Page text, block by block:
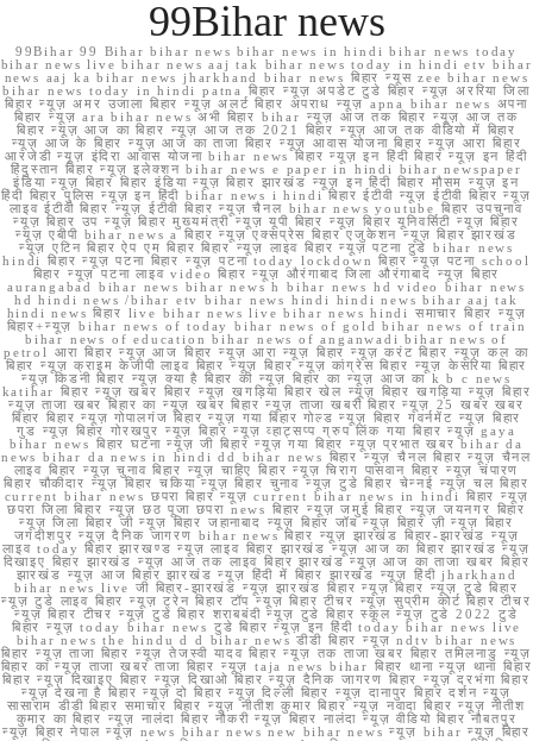
99Bihar news
99Bihar 99 Bihar bihar news bihar news in hindi bihar news today
bihar news live bihar news aaj tak bihar news today in hindi etv bihar
news aaj ka bihar news jharkhand bihar news बिहार न्यूस zee bihar news
bihar news today in hindi patna बिहार न्यूज़ अपडेट टुडे बिहार न्यूज़ अररिया जिला
बिहार न्यूज़ अमर उजाला बिहार न्यूज़ अलर्ट बिहार अपराध न्यूज़ apna bihar news अपना
बिहार न्यूज़ ara bihar news अभी बिहार bihar न्यूज़ आज तक बिहार न्यूज़ आज तक
बिहार न्यूज़ आज का बिहार न्यूज़ आज तक 2021 बिहार न्यूज़ आज तक वीडियो में बिहार
न्यूज़ आज के बिहार न्यूज़ आज का ताजा बिहार न्यूज़ आवास योजना बिहार न्यूज़ आरा बिहार
आरजेडी न्यूज़ इंदिरा आवास योजना bihar news बिहार न्यूज़ इन हिंदी बिहार न्यूज़ इन हिंदी
हिंदुस्तान बिहार न्यूज़ इलेक्शन bihar news e paper in hindi bihar newspaper
इंडिया न्यूज़ बिहार बिहार इंडिया न्यूज़ बिहार झारखंड न्यूज़ इन हिंदी बिहार मौसम न्यूज़ इन
हिंदी बिहार पुलिस न्यूज़ इन हिंदी bihar news i hindi बिहार ईटीवी न्यूज़ ईटीवी बिहार न्यूज़
लाइव ईटीवी बिहार न्यूज़ ईटीवी बिहार न्यूज़ चैनल bihar news youtube बिहार उपचुनाव
न्यूज़ बिहार उप न्यूज़ बिहार मुख्यमंत्री न्यूज़ यूपी बिहार न्यूज़ बिहार यूनिवर्सिटी न्यूज़ बिहार
न्यूज़ एबीपी bihar news a बिहार न्यूज़ एक्सप्रेस बिहार एजुकेशन न्यूज़ बिहार झारखंड
न्यूज़ एटिन बिहार ऐप एम बिहार बिहार न्यूज़ लाइव बिहार न्यूज़ पटना टुडे bihar news
hindi बिहार न्यूज़ पटना बिहार न्यूज़ पटना today lockdown बिहार न्यूज़ पटना school
बिहार न्यूज़ पटना लाइव video बिहार न्यूज़ औरंगाबाद जिला औरंगाबाद न्यूज़ बिहार
aurangabad bihar news bihar news h bihar news hd video bihar news
hd hindi news /bihar etv bihar news hindi hindi news bihar aaj tak
hindi news बिहार live bihar news live bihar news hindi समाचार बिहार न्यूज़
बिहार+न्यूज़ bihar news of today bihar news of gold bihar news of train
bihar news of education bihar news of anganwadi bihar news of
petrol आरा बिहार न्यूज़ आज बिहार न्यूज़ आरा न्यूज़ बिहार न्यूज़ करंट बिहार न्यूज़ कल का
बिहार न्यूज़ क्राइम केजीपी लाइव बिहार न्यूज़ बिहार न्यूज़ कांग्रेस बिहार न्यूज़ केसरिया बिहार
न्यूज़ किडनी बिहार न्यूज़ क्या है बिहार की न्यूज़ बिहार का न्यूज़ आज का k b c news
katihar बिहार न्यूज़ खबर बिहार न्यूज़ खगड़िया बिहार खेल न्यूज़ बिहार खगड़िया न्यूज़ बिहार
न्यूज़ ताजा खबर बिहार का न्यूज़ खबर बिहार न्यूज़ ताजा खबरी बिहार न्यूज़ 25 खबर खबर
बिहार बिहार न्यूज़ गोपालगंज बिहार न्यूज़ गया बिहार गोल्ड न्यूज़ बिहार गवर्नमेंट न्यूज़ बिहार
गुड न्यूज़ बिहार गोरखपुर न्यूज़ बिहार न्यूज़ व्हाट्सप्प ग्रुप लिंक गया बिहार न्यूज़ gaya
bihar news बिहार घटना न्यूज़ जी बिहार न्यूज़ गया बिहार न्यूज़ प्रभात खबर bihar da
news bihar da news in hindi dd bihar news बिहार न्यूज़ चैनल बिहार न्यूज़ चैनल
लाइव बिहार न्यूज़ चुनाव बिहार न्यूज़ चाहिए बिहार न्यूज़ चिराग पासवान बिहार न्यूज़ चंपारण
बिहार चौकीदार न्यूज़ बिहार चकिया न्यूज़ बिहार चुनाव न्यूज़ टुडे बिहार चेन्नई न्यूज़ चल बिहार
current bihar news छपरा बिहार न्यूज़ current bihar news in hindi बिहार न्यूज़
छपरा जिला बिहार न्यूज़ छठ पूजा छपरा news बिहार न्यूज़ जमुई बिहार न्यूज़ जयनगर बिहार
न्यूज़ जिला बिहार जी न्यूज़ बिहार जहानाबाद न्यूज़ बिहार जॉब न्यूज़ बिहार ज़ी न्यूज़ बिहार
जगदीशपुर न्यूज़ दैनिक जागरण bihar news बिहार न्यूज़ झारखंड बिहार-झारखंड न्यूज़
लाइव today बिहार झारखण्ड न्यूज़ लाइव बिहार झारखंड न्यूज़ आज का बिहार झारखंड न्यूज़
दिखाइए बिहार झारखंड न्यूज़ आज तक लाइव बिहार झारखंड न्यूज़ आज का ताजा खबर बिहार
झारखंड न्यूज़ आज बिहार झारखंड न्यूज़ हिंदी में बिहार झारखंड न्यूज़ हिंदी jharkhand
bihar news live जी बिहार-झारखंड न्यूज़ झारखंड बिहार न्यूज़ बिहार न्यूज़ टुडे बिहार
न्यूज़ टुडे लाइव बिहार न्यूज़ ट्रेन बिहार टॉप न्यूज़ बिहार टीचर न्यूज़ सुप्रीम कोर्ट बिहार टीचर
न्यूज़ बिहार टीचर न्यूज़ टुडे बिहार शराबबंदी न्यूज़ टुडे बिहार स्कूल न्यूज़ टुडे 2022 टुडे
बिहार न्यूज़ today bihar news टुडे बिहार न्यूज़ इन हिंदी today bihar news live
bihar news the hindu d d bihar news डीडी बिहार न्यूज़ ndtv bihar news
बिहार न्यूज़ ताजा बिहार न्यूज़ तेजस्वी यादव बिहार न्यूज़ तक ताजा खबर बिहार तमिलनाडु न्यूज़
बिहार का न्यूज़ ताजा खबर ताजा बिहार न्यूज़ taja news bihar बिहार थाना न्यूज़ थाना बिहार
बिहार न्यूज़ दिखाइए बिहार न्यूज़ दिखाओ बिहार न्यूज़ दैनिक जागरण बिहार न्यूज़ दरभंगा बिहार
न्यूज़ देखना है बिहार न्यूज़ दो बिहार न्यूज़ दिल्ली बिहार न्यूज़ दानापुर बिहार दर्शन न्यूज़
सासाराम डीडी बिहार समाचार बिहार न्यूज़ नीतीश कुमार बिहार न्यूज़ नवादा बिहार न्यूज़ नीतीश
कुमार का बिहार न्यूज़ नालंदा बिहार नौकरी न्यूज़ बिहार नालंदा न्यूज़ वीडियो बिहार नौबतपुर
न्यूज़ बिहार नेपाल न्यूज़ news bihar news new bihar news न्यूज़ bihar न्यूज़ बिहार